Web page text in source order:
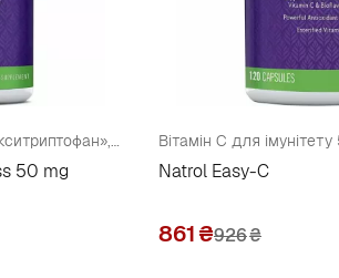
Дієтична добавка «5-Гідрокситриптофан», 50 мг
50 mg
Вітамін С для
Natrol Easy-C
861₴926₴